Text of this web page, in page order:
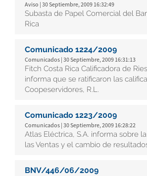
Aviso | 30 Septiembre, 2009 16:32:49
Subasta de Papel Comercial del
Rica
Comunicado 1224/2009
Comunicados | 30 Septiembre, 2009 16:31:13
Fitch Costa Rica Calificadora de
informa que se ratificaron las
Coopeservidores, R.L.
Comunicado 1223/2009
Comunicados | 30 Septiembre, 2009 16:28:22
Atlas Eléctrica, S.A. informa sobre
las Ventas y el cambio de
BNV/446/06/2009